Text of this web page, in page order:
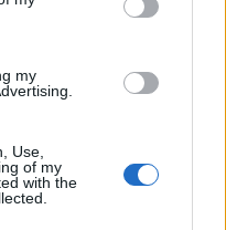
my
Use,
of my
with the
szóvivőjéről.
nincs vége. El kéne
annál, hogy
a Jobbik rendpárti
foglalatossága